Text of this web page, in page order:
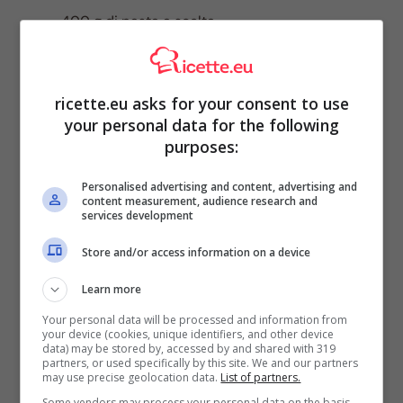
400 g di pasta a scelta
700 ml di passata di pomodoro
olio
200 g di ricotta fresca
pepe (facoltativo)
ricette.eu asks for your consent to use
your personal data for the following
purposes:
Personalised advertising and content, advertising and
content measurement, audience research and
services development
Store and/or access information on a device
Learn more
Your personal data will be processed and information from
your device (cookies, unique identifiers, and other device
data) may be stored by, accessed by and shared with 319
partners, or used specifically by this site. We and our partners
may use precise geolocation data. List of partners.